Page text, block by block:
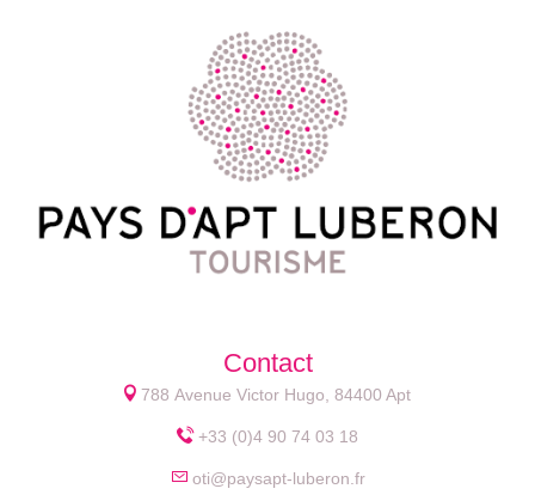
Contact
788 Avenue Victor Hugo, 84400 Apt
+33 (0)4 90 74 03 18
oti@paysapt-luberon.fr